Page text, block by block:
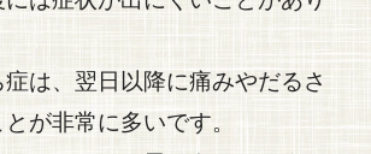
は、翌日以降に痛みやだるさ
が非常に多いです。